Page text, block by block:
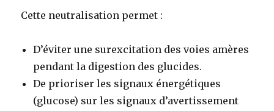
Cette neutralisation permet :
D’éviter une surexcitation des voies amères
pendant la digestion des glucides.
De prioriser les signaux énergétiques
(glucose) sur les signaux d’avertissement